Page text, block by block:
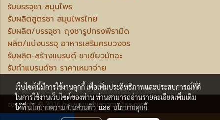
รับบรรจุชา สมุนไพร
รับผลิตสูตรชา สมุนไพรไทย
รับผลิต/บรรจุชา ถุงชารูปทรงพีรามิด
ผลิต/แบ่งบรรจุ อาหารเสริมครบวงจร
รับผลิต-สร้างแบรนด์ ชาเขียวมัทฉะ
รับทำแบรนด์ชา ราคาเหมาจ่าย
copyright © 2016 by.www.chiangmaitea.com
เว็บไซต์นี้มีการใช้งานคุกกี้ เพื่อเพิ่มประสิทธิภาพและประสบการณ์ที่ดี
ในการใช้งานเว็บไซต์ของท่าน ท่านสามารถอ่านรายละเอียดเพิ่มเติม
ได้ที่นโยบายความเป็นส่วนตัวและ นโยบายคุกกี้